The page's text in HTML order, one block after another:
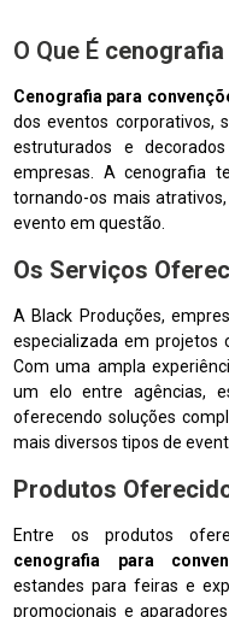
O Que É
Cenografia para
dos eventos corporativos,
estruturados e
empresas. A cenografia
tornando-os mais
evento em questão.
Os Serviços
A Black Produções,
especializada em projetos
Com uma ampla
um elo entre agências,
oferecendo soluções
mais diversos tipos de
Produtos
Entre os produtos
cenografia para
estandes para feiras e
promocionais e